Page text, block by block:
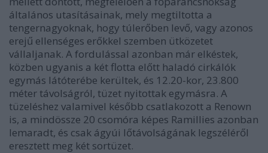
általános utasításainak, mely megtiltotta a
tengernagyoknak, hogy túlerőben levő, vagy azonos
erejű ellenséges erőkkel szemben ütközetet
vállaljanak. A fordulással azonban már elkéstek,
közben ugyanis a két flotta előtt haladó cirkálók
egymás látóterébe kerültek, és 12.20-kor, 23.800
méter távolságról, tüzet nyitottak egymásra. A
tüzeléshez valamivel később csatlakozott a Renown
is, a mindössze 20 csomóra képes Ramillies azonban
lemaradt, és csak ágyúi lőtávolságának legszéléről
eresztett meg két sortüzet.